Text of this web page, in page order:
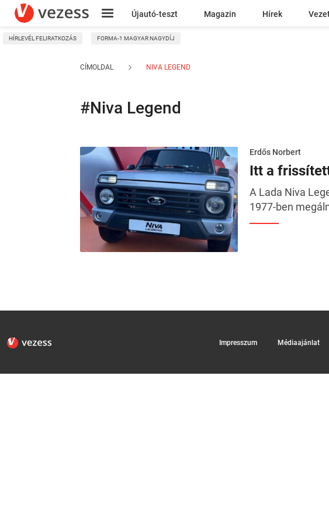
Újautó-teszt Magazin Hírek
Kresz
HÍRLEVÉL FELIRATKOZÁS FORMA-1 MAGYAR NAGYDÍJ
CÍMOLDAL NIVA LEGEND
#Niva Legend
Erdős Norbert
Itt a
A Lada Niva
1977-ben
Impresszum Médiaajánlat